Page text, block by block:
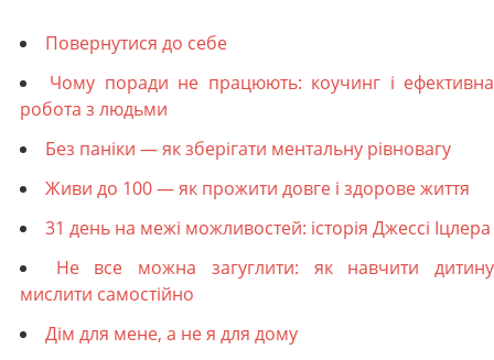
Повернутися до себе
Чому поради не працюють: коучинг і ефективна
робота з людьми
Без паніки — як зберігати ментальну рівновагу
Живи до 100 — як прожити довге і здорове життя
31 день на межі можливостей: історія Джессі Іцлера
Не все можна загуглити: як навчити дитину
мислити самостійно
Дім для мене, а не я для дому